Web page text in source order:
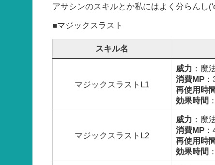
アサシンのスキルとか私にはよく分らんし
■マジックスラスト
スキル名
マジックスラストL1
威力 ：魔
消費MP：
再使用時
効果時間
マジックスラストL2
威力 ：魔
消費MP：
再使用時
効果時間